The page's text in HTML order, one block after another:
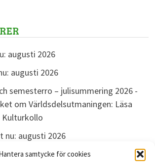
samtycke för cookies
augusti 2026
augusti 2026
semesterro – julisummering 2026 -
om Världsdelsutmaningen: Läsa
nu: augusti 2026
Just nu: augusti 2026